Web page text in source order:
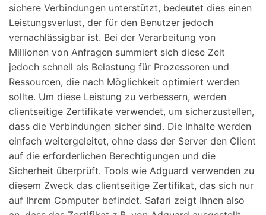
sichere Verbindungen unterstützt, bedeutet dies einen
Leistungsverlust, der für den Benutzer jedoch
vernachlässigbar ist. Bei der Verarbeitung von
Millionen von Anfragen summiert sich diese Zeit
jedoch schnell als Belastung für Prozessoren und
Ressourcen, die nach Möglichkeit optimiert werden
sollte. Um diese Leistung zu verbessern, werden
clientseitige Zertifikate verwendet, um sicherzustellen,
dass die Verbindungen sicher sind. Die Inhalte werden
einfach weitergeleitet, ohne dass der Server den Client
auf die erforderlichen Berechtigungen und die
Sicherheit überprüft. Tools wie Adguard verwenden zu
diesem Zweck das clientseitige Zertifikat, das sich nur
auf Ihrem Computer befindet. Safari zeigt Ihnen also